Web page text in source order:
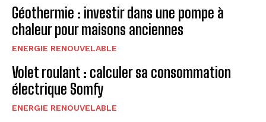
Géothermie : investir dans une pompe à
chaleur pour maisons anciennes
ENERGIE RENOUVELABLE
Volet roulant : calculer sa consommation
électrique Somfy
ENERGIE RENOUVELABLE